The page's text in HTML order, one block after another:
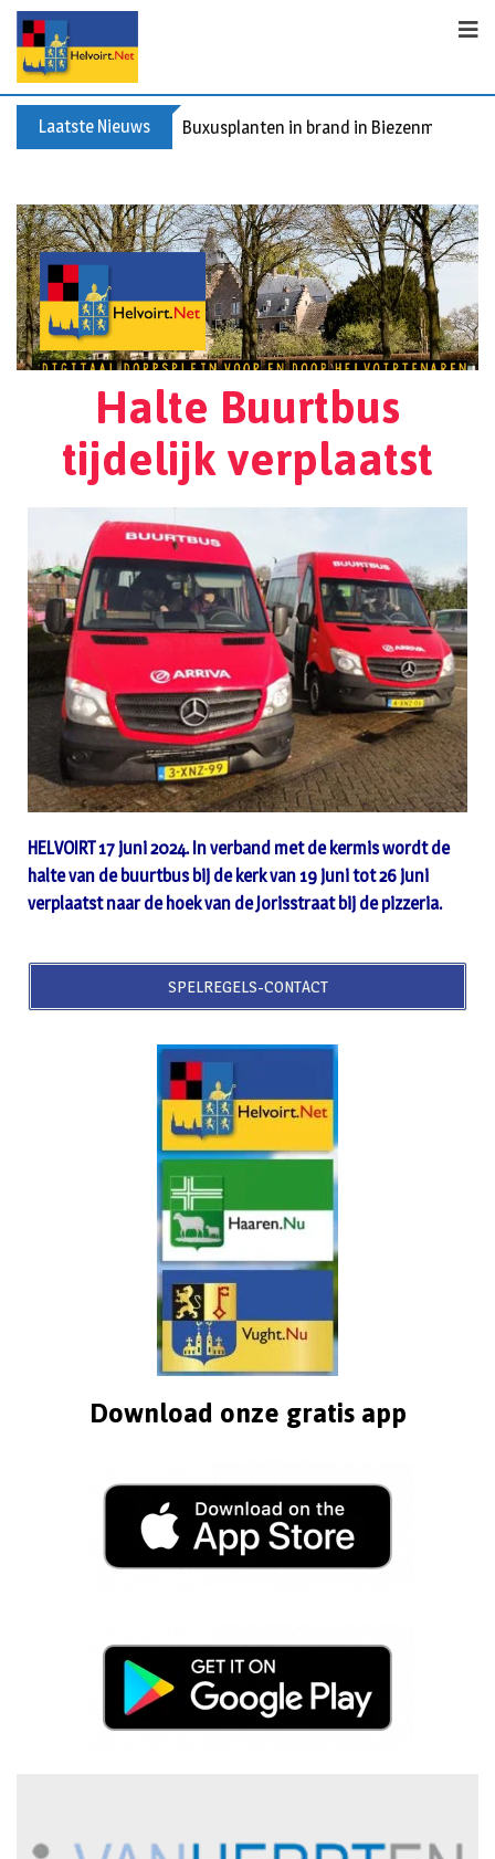
Laatste Nieuws Buxusplanten in brand in Biezenmortel,
Halte Buurtbus
tijdelijk verplaatst
HELVOIRT 17 juni 2024. In verband met de kermis wordt de
halte van de buurtbus bij de kerk van 19 juni tot 26 juni
verplaatst naar de hoek van de Jorisstraat bij de pizzeria.
SPELREGELS-CONTACT
Download onze gratis app